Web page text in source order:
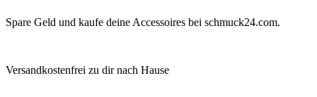
Spare Geld und kaufe deine Accessoires bei schmuck24.com.
Versandkostenfrei zu dir nach Hause